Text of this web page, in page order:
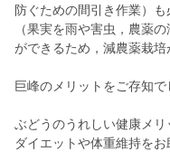
防ぐための間引き作業）
（果実を雨や害虫，農薬
ができるため，減農薬栽培
巨峰のメリットをご存知で
ぶどうのうれしい健康メリ
ダイエットや体重維持をお